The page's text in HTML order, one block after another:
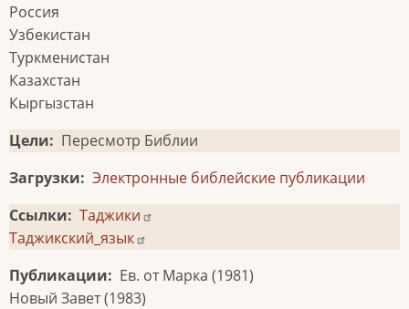
Россия
Узбекистан
Туркменистан
Казахстан
Кыргызстан
Цели
Пересмотр Библии
Загрузки
Электронные библейские публикации
Ссылки
Таджики
Таджикский_язык
Публикации
Ев. от Марка (1981)
Новый Завет (1983)